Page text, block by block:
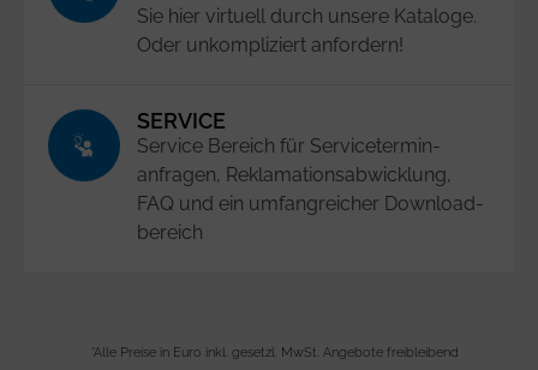
Sie hier virtuell durch unsere Kataloge.
Oder unkompliziert anfordern!
SERVICE
Service Bereich für Service­termin­
anfragen, Reklamations­abwicklung,
FAQ und ein umfangreicher Download­
bereich
*Alle Preise in Euro inkl. gesetzl. MwSt. Angebote freibleibend